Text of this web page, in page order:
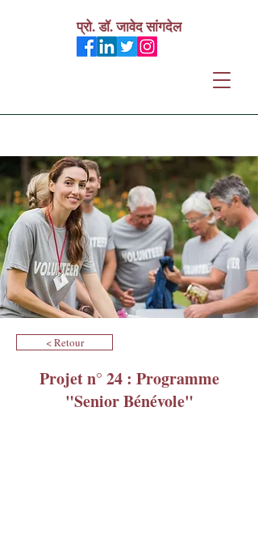
प्रो. डॉ. जावेद सांगदेल
< Retour
Projet n° 24 : Programme
"Senior Bénévole"